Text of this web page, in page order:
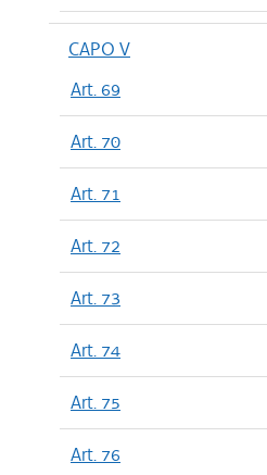
CAPO V
Art. 69
Art. 70
Art. 71
Art. 72
Art. 73
Art. 74
Art. 75
Art. 76